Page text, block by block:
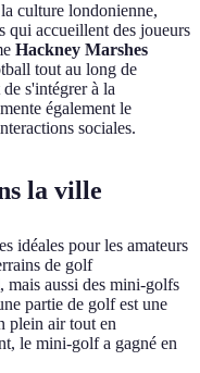
culture londonienne,
qui accueillent des joueurs
Hackney Marshes
tout au long de
s'intégrer à la
également le
sociales.
la ville
idéales pour les amateurs
de golf
, mais aussi des mini-golfs
partie de golf est une
plein air tout en
le mini-golf a gagné en